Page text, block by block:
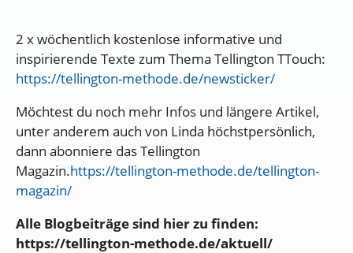
2 x wöchentlich kostenlose informative und
inspirierende Texte zum Thema Tellington TTouch:
https://tellington-methode.de/newsticker/
Möchtest du noch mehr Infos und längere Artikel,
unter anderem auch von Linda höchstpersönlich,
dann abonniere das Tellington
Magazin.https://tellington-methode.de/tellington-
magazin/
Alle Blogbeiträge sind hier zu finden:
https://tellington-methode.de/aktuell/